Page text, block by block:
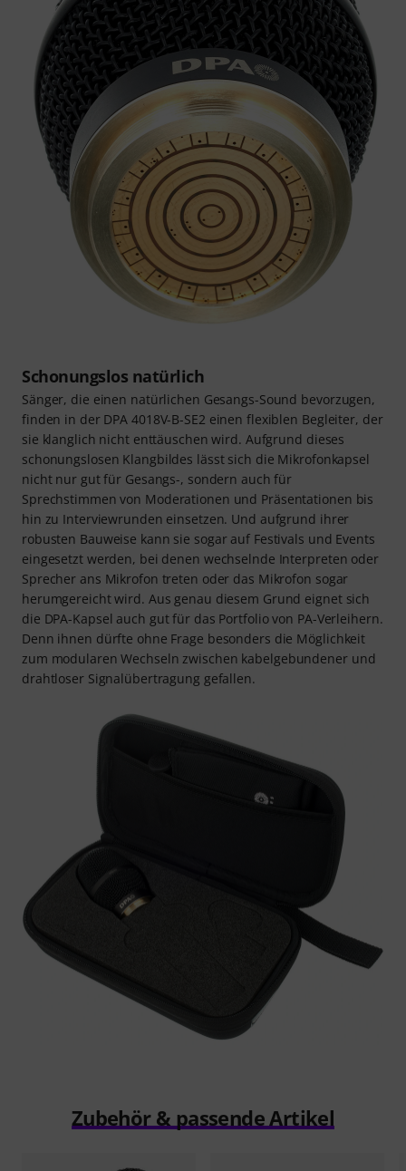
Schonungslos natürlich
Sänger, die einen natürlichen Gesangs-Sound bevorzugen,
finden in der DPA 4018V-B-SE2 einen flexiblen Begleiter, der
sie klanglich nicht enttäuschen wird. Aufgrund dieses
schonungslosen Klangbildes lässt sich die Mikrofonkapsel
nicht nur gut für Gesangs-, sondern auch für
Sprechstimmen von Moderationen und Präsentationen bis
hin zu Interviewrunden einsetzen. Und aufgrund ihrer
robusten Bauweise kann sie sogar auf Festivals und Events
eingesetzt werden, bei denen wechselnde Interpreten oder
Sprecher ans Mikrofon treten oder das Mikrofon sogar
herumgereicht wird. Aus genau diesem Grund eignet sich
die DPA-Kapsel auch gut für das Portfolio von PA-Verleihern.
Denn ihnen dürfte ohne Frage besonders die Möglichkeit
zum modularen Wechseln zwischen kabelgebundener und
drahtloser Signalübertragung gefallen.
Zubehör & passende Artikel